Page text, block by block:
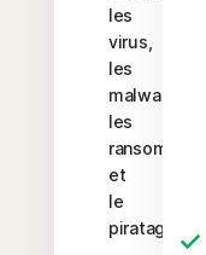
les
virus,
les
malwares,
les
ransomwares
et
le
piratage